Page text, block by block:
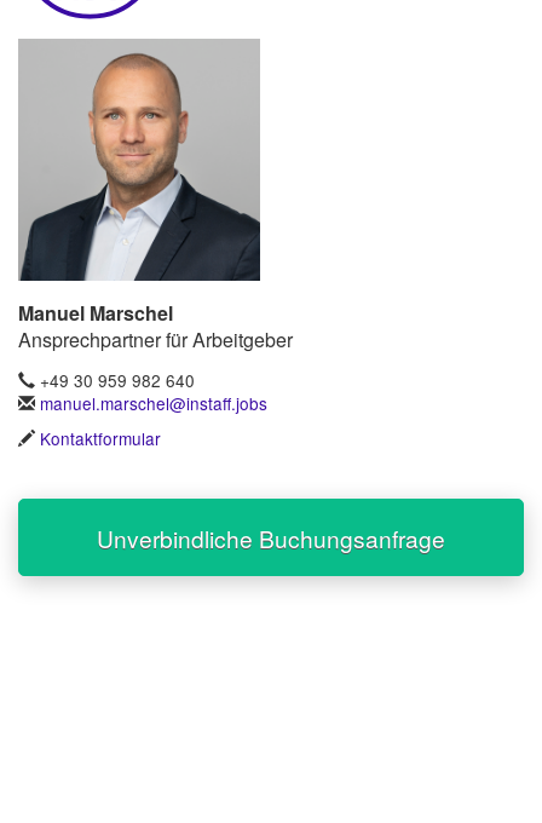
Manuel Marschel
Ansprechpartner für Arbeitgeber
+49 30 959 982 640
manuel.marschel@instaff.jobs
Kontaktformular
Unverbindliche Buchungsanfrage